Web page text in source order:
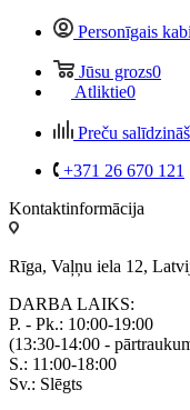
Personīgais
Jūsu grozs0
Atliktie0
Preču
+371 26 670 121
Kontaktinformācija
Rīga, Vaļņu iela 12,
DARBA LAIKS:
P. - Pk.: 10:00-19:00
(13:30-14:00 -
S.: 11:00-18:00
Sv.: Slēgts